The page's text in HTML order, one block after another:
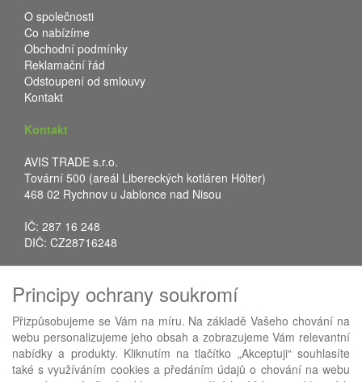
O společnosti
Co nabízíme
Obchodní podmínky
Reklamační řád
Odstoupení od smlouvy
Kontakt
Kontakt
AVIS TRADE s.r.o.
Tovární 500 (areál Libereckých kotláren Hölter)
468 02 Rychnov u Jablonce nad Nisou
IČ: 287 16 248
DIČ: CZ28716248
Fax: +420 483 034 590
E-mail:info@avistrade.cz
Web:www.avistrade.cz
Principy ochrany soukromí
Přizpůsobujeme se Vám na míru. Na základě Vašeho chování na
webu personalizujeme jeho obsah a zobrazujeme Vám relevantní
nabídky a produkty. Kliknutím na tlačítko „Akceptuji“ souhlasíte
také s využíváním cookies a předáním údajů o chování na webu